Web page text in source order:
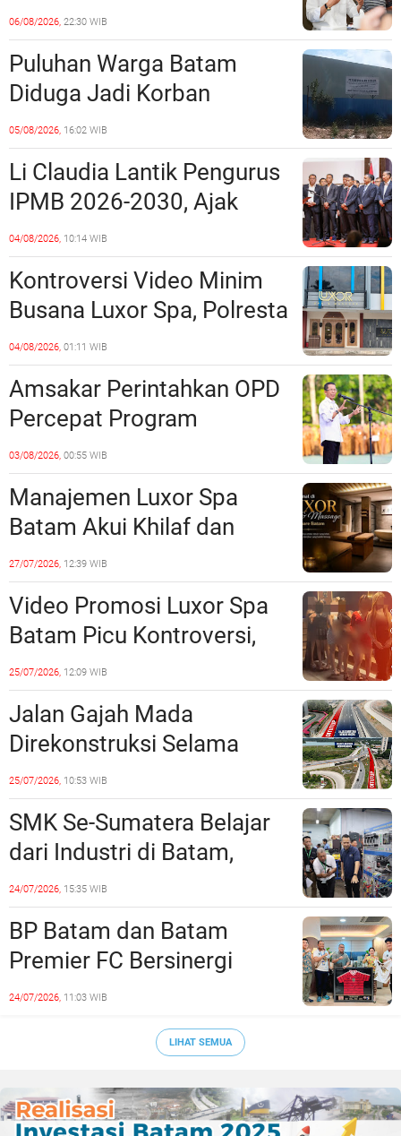
Ruang Laut Sesuai
Ketentuan Peraturan
Perundang-undangan
06/08/2026, 22:30 WIB
Puluhan Warga Batam
Diduga Jadi Korban
Penipuan Kavling Hingga
Miliaran Rupiah, Laporan ke
Polda Kepri Jalan di
Tempat?
05/08/2026, 16:02 WIB
Li Claudia Lantik Pengurus
IPMB 2026-2030, Ajak
Perkuat Kerukunan dan
Sinergi dengan Pemko
Batam
04/08/2026, 10:14 WIB
Kontroversi Video Minim
Busana Luxor Spa, Polresta
Barelang Usut Tuntas
Unsur Pelanggaran Hukum
04/08/2026, 01:11 WIB
Amsakar Perintahkan OPD
Percepat Program
Prioritas, Targetkan
Realisasi Pembangunan
Lampaui 50 Persen
03/08/2026, 00:55 WIB
Manajemen Luxor Spa
Batam Akui Khilaf dan
Minta Maaf, Konten
Langsung Di-Takedown
27/07/2026, 12:39 WIB
Video Promosi Luxor Spa
Batam Picu Kontroversi,
Dinilai Bermuatan Sensual
25/07/2026, 12:09 WIB
Jalan Gajah Mada
Direkonstruksi Selama
Empat Minggu, Ini Skema
Rekayasa Lalu Lintasnya
25/07/2026, 10:53 WIB
SMK Se-Sumatera Belajar
dari Industri di Batam,
Siapkan Lulusan Siap Kerja
Era Digital
24/07/2026, 15:35 WIB
BP Batam dan Batam
Premier FC Bersinergi
Cetak Generasi Emas
24/07/2026, 11:03 WIB
LIHAT SEMUA